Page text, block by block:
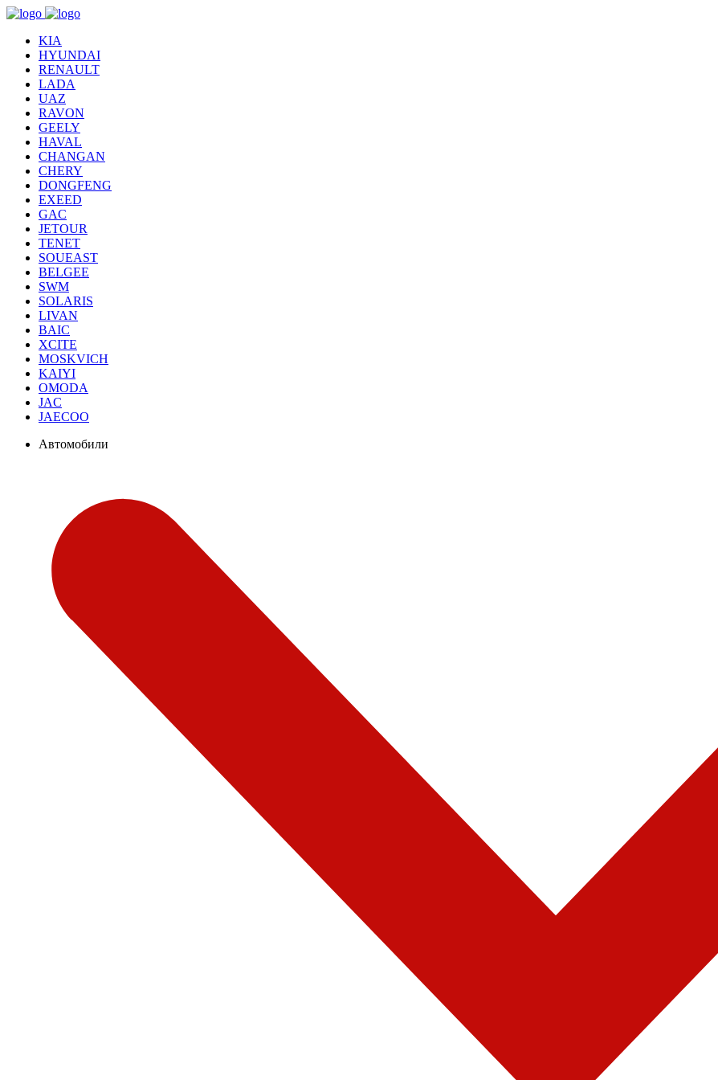
KIA
HYUNDAI
RENAULT
LADA
UAZ
RAVON
GEELY
HAVAL
CHANGAN
CHERY
DONGFENG
EXEED
GAC
JETOUR
TENET
SOUEAST
BELGEE
SWM
SOLARIS
LIVAN
BAIC
XCITE
MOSKVICH
KAIYI
OMODA
JAC
JAECOO
Автомобили